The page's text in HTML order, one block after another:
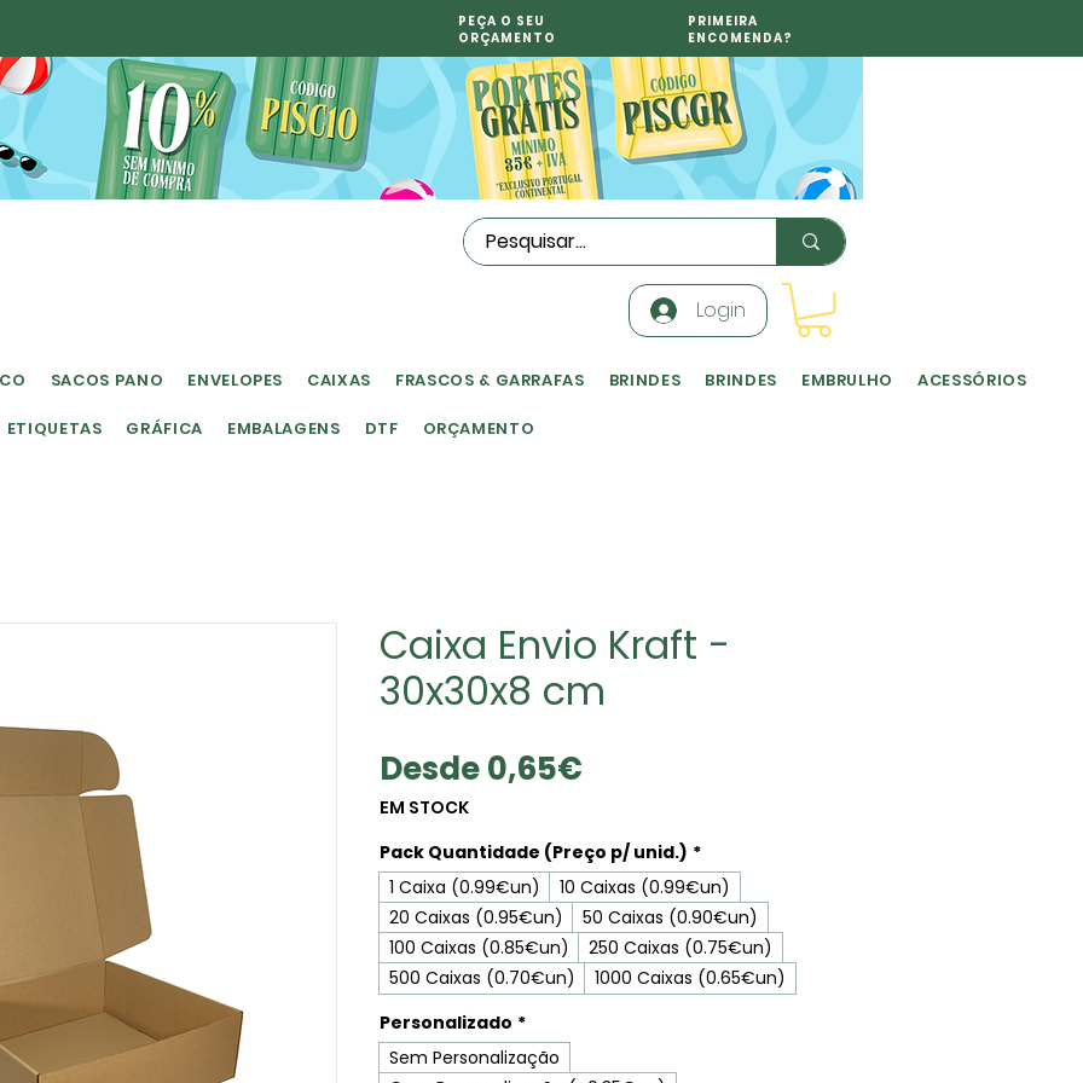
PEÇA O SEU
ORÇAMENTO
PRIMEIRA
ENCOMENDA?
Login
SACOS PANO ENVELOPES CAIXAS FRASCOS & GARRAFAS BRINDES BRINDES EMBRULHO ACESSÓRIOS
ETIQUETAS GRÁFICA EMBALAGENS DTF ORÇAMENTO
Caixa Envio Kraft -
30x30x8 cm
Desde0,65€
oferta
EM STOCK
Pack Quantidade (Preço p/ unid.) *
1 Caixa (0.99€un)
10 Caixas (0.99€un)
20 Caixas (0.95€un)
50 Caixas (0.90€un)
100 Caixas (0.85€un)
250 Caixas (0.75€un)
500 Caixas (0.70€un)
1000 Caixas (0.65€un)
Personalizado *
Sem Personalização